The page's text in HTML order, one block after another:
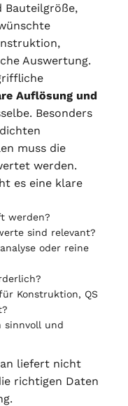
Bauteilgröße,
Auswertung.
Auflösung und
Besonders
muss die
werden.
es eine klare
werden?
sind relevant?
oder reine
Konstruktion, QS
sinnvoll und
liefert nicht
richtigen Daten